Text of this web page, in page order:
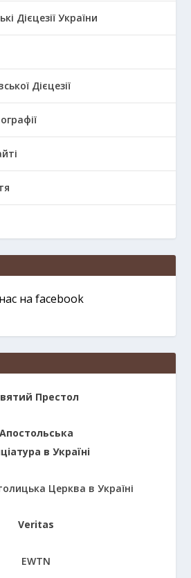
Дієцезії України
Дієцезії
на facebook
Престол
Апостольська
в Україні
Церква в Україні
Veritas
EWTN